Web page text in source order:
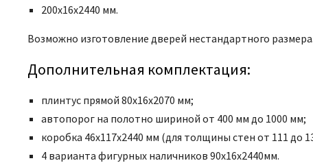
200х16х2440 мм.
Возможно изготовление дверей нестандартного размера.
Дополнительная комплектация:
плинтус прямой 80х16х2070 мм;
автопорог на полотно шириной от 400 мм до 1000 мм;
коробка 46x117x2440 мм (для толщины стен от 111 до
4 варианта фигурных наличников 90х16х2440мм.